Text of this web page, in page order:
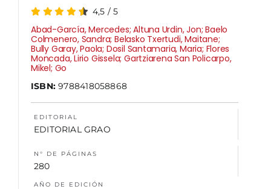
NOSOTROS
4,5 /5
Abad-García, Mercedes; Altuna Urdin, Jon; Baelo
Colmenero, Sandra; Belasko Txertudi, Maitane;
Bully Garay, Paola; Dosil Santamaria, Maria; Flores
Moncada, Lirio Gissela; Gartziarena San Policarpo,
Mikel; Go
ISBN:9788418058868
EDITORIAL
EDITORIAL GRAO
N° DE PÁGINAS
280
AÑO DE EDICIÓN